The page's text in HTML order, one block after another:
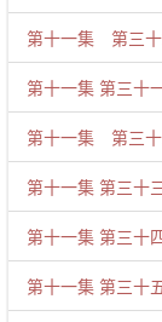
第十一集 第三
第十一集 第三十
第十一集 第三
第十一集 第三十
第十一集 第三
第十一集 第三十